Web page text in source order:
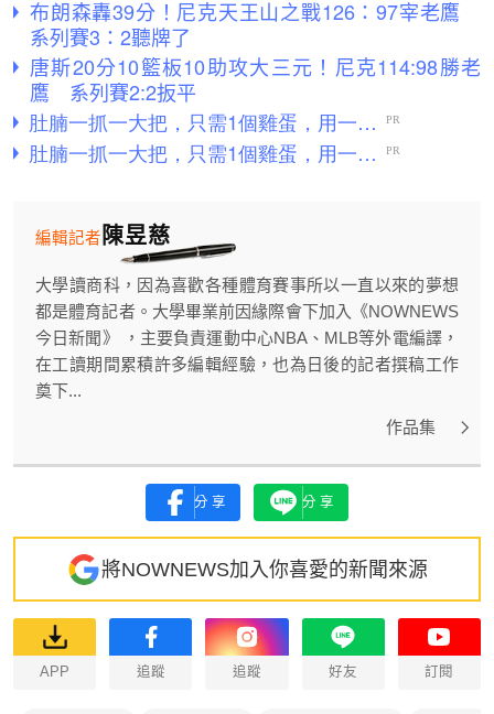
布朗森轟39分！尼克天王山之戰126：97宰老鷹
系列賽3：2聽牌了
唐斯20分10籃板10助攻大三元！尼克114:98勝老
鷹 系列賽2:2扳平
陳昱慈
編輯記者
大學讀商科，因為喜歡各種體育賽事所以一直以來的夢想
都是體育記者。大學畢業前因緣際會下加入《NOWNEWS
今日新聞》 ，主要負責運動中心NBA、MLB等外電編譯，
在工讀期間累積許多編輯經驗，也為日後的記者撰稿工作
奠下...
作品集
分享 分享
將NOWNEWS加入你喜愛的新聞來源
APP 追蹤 追蹤 好友 訂閱